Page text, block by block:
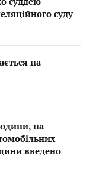
суду
на
на
введено